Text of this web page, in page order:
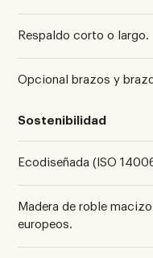
Respaldo corto o largo.
Opcional brazos y
Sostenibilidad
Ecodiseñada (ISO
Madera de roble
europeos.